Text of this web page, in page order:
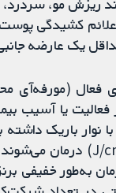
ریزش مو،
فعال (مورفه‌آی